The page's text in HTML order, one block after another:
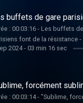
Capucines". Imaginez
buffets de gare
la résistance
: 00:03:16 - Les buffets
font de la résistance -
du moderne à effacer
Montparnasse ont disparu
2024- 03 min 16 sec
forcément
Saint-Benoît
: 00:03:14 - "Sublime,